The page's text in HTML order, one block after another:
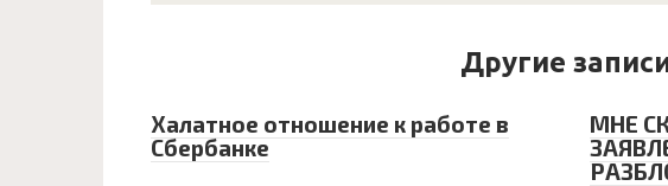
Другие
Халатное отношение к работе в
Сбербанке
МНЕ